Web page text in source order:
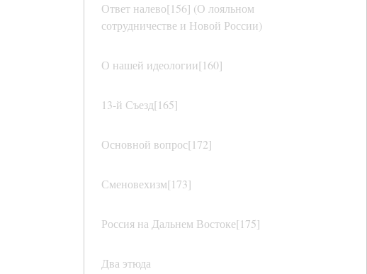
Ответ налево[156] (О лояльном
сотрудничестве и Новой России)
О нашей идеологии[160]
13-й Съезд[165]
Основной вопрос[172]
Сменовехизм[173]
Россия на Дальнем Востоке[175]
Два этюда